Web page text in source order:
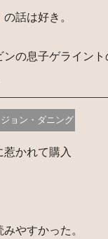
話は好き。
の息子ゲライント
ョン・ダニング
かれて購入
やすかった。